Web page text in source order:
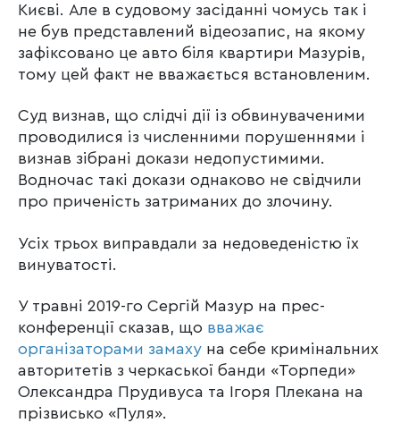
Києві. Але в судовому засіданні чомусь так і
не був представлений відеозапис, на якому
зафіксовано це авто біля квартири Мазурів,
тому цей факт не вважається встановленим.
Суд визнав, що слідчі дії із обвинуваченими
проводилися із численними порушеннями і
визнав зібрані докази недопустимими.
Водночас такі докази однаково не свідчили
про приченість затриманих до злочину.
Усіх трьох виправдали за недоведеністю їх
винуватості.
У травні 2019-го Сергій Мазур на прес-
конференції сказав, що вважає
організаторами замаху на себе кримінальних
авторитетів з черкаської банди «Торпеди»
Олександра Прудивуса та Ігоря Плекана на
прізвисько «Пуля».